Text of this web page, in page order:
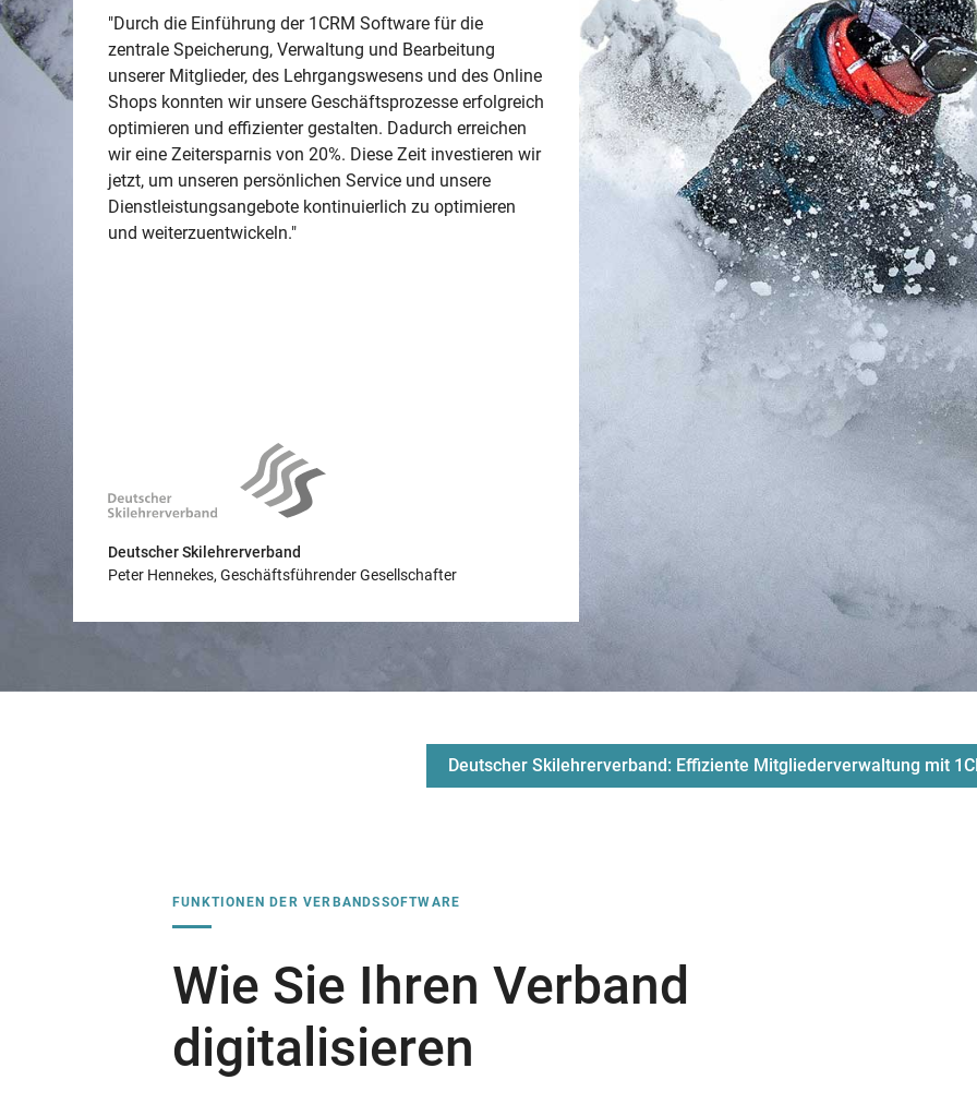
"Durch die Einführung der 1CRM Software für die
zentrale Speicherung, Verwaltung und Bearbeitung
unserer Mitglieder, des Lehrgangswesens und des Online
Shops konnten wir unsere Geschäftsprozesse erfolgreich
optimieren und effizienter gestalten. Dadurch erreichen
wir eine Zeitersparnis von 20%. Diese Zeit investieren wir
jetzt, um unseren persönlichen Service und unsere
Dienstleistungsangebote kontinuierlich zu optimieren
und weiterzuentwickeln."
Deutscher Skilehrerverband
Peter Hennekes, Geschäftsführender Gesellschafter
Deutscher Skilehrerverband: Effiziente Mitgliederverwaltung mit
FUNKTIONEN DER VERBANDSSOFTWARE
Wie Sie Ihren Verband
digitalisieren